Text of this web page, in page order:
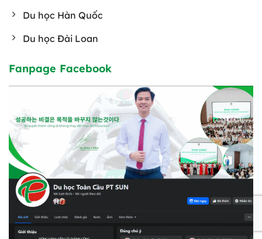
Du học Hàn Quốc
Du học Đài Loan
Fanpage Facebook